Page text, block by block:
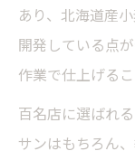
あり、北海道産
開発している点
作業で仕上げる
百名店に選ばれ
サンはもちろん